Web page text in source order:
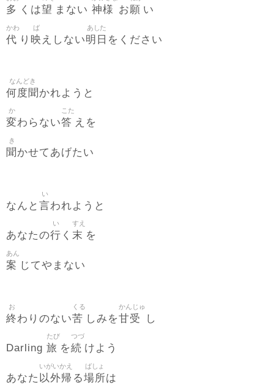
多 くは望 まない 神様 お願 い
代
かわ
り 映
ば
えしない明日
あした
をください
何度聞
なんどき
かれようと
変
か
わらない答
こた
えを
聞
き
かせてあげたい
なんと 言
い
われようと
あなたの行
い
く 末
すえ
を
案
あん
じてやまない
終
お
わりのない苦
くる
しみを甘受
かんじゅ
し
Darling 旅
たび
を続
つづ
けよう
あなた 以外帰
いがいかえ
る場所
ばしょ
は